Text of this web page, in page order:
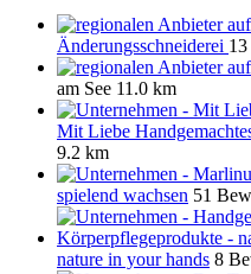
Änderungsschneiderei
am See 11.0 km
Mit Liebe
9.2 km
spielend wachsen 51
nature in your hands 8